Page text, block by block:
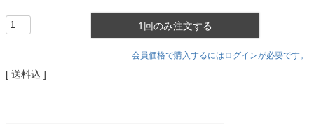
1回のみ注文する
会員価格で購入するにはログインが必要です。
送料込